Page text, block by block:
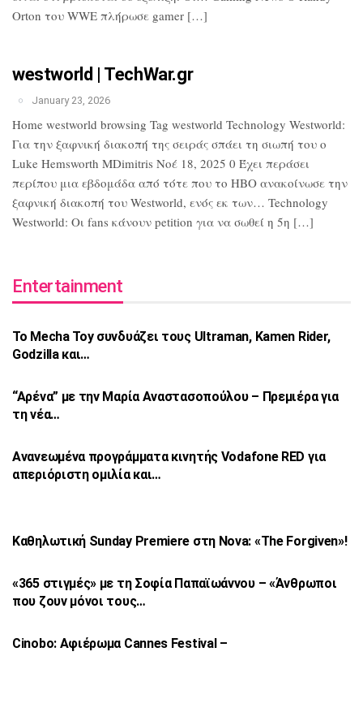
Orton του WWE πλήρωσε gamer […]
westworld | TechWar.gr
January 23, 2026
Home westworld browsing Tag westworld Technology Westworld:
Για την ξαφνική διακοπή της σειράς σπάει τη σιωπή του ο
Luke Hemsworth MDimitris Νοέ 18, 2025 0 Έχει περάσει
περίπου μια εβδομάδα από τότε που το HBO ανακοίνωσε την
ξαφνική διακοπή του Westworld, ενός εκ των… Technology
Westworld: Οι fans κάνουν petition για να σωθεί η 5η […]
Entertainment
Το Mecha Toy συνδυάζει τους Ultraman,Kamen Rider,
Godzilla και…
“Αρένα” με την Μαρία Αναστασοπούλου – Πρεμιέρα για
τη νέα…
Ανανεωμένα προγράμματα κινητής VodafoneRED για
απεριόριστη ομιλία και…
Καθηλωτική Sunday Premiere στη Nova: «TheForgiven»!
«365 στιγμές» με τη Σοφία Παπαϊωάννου – «Άνθρωποι
που ζουν μόνοι τους…
Cinobo: Αφιέρωμα Cannes Festival –